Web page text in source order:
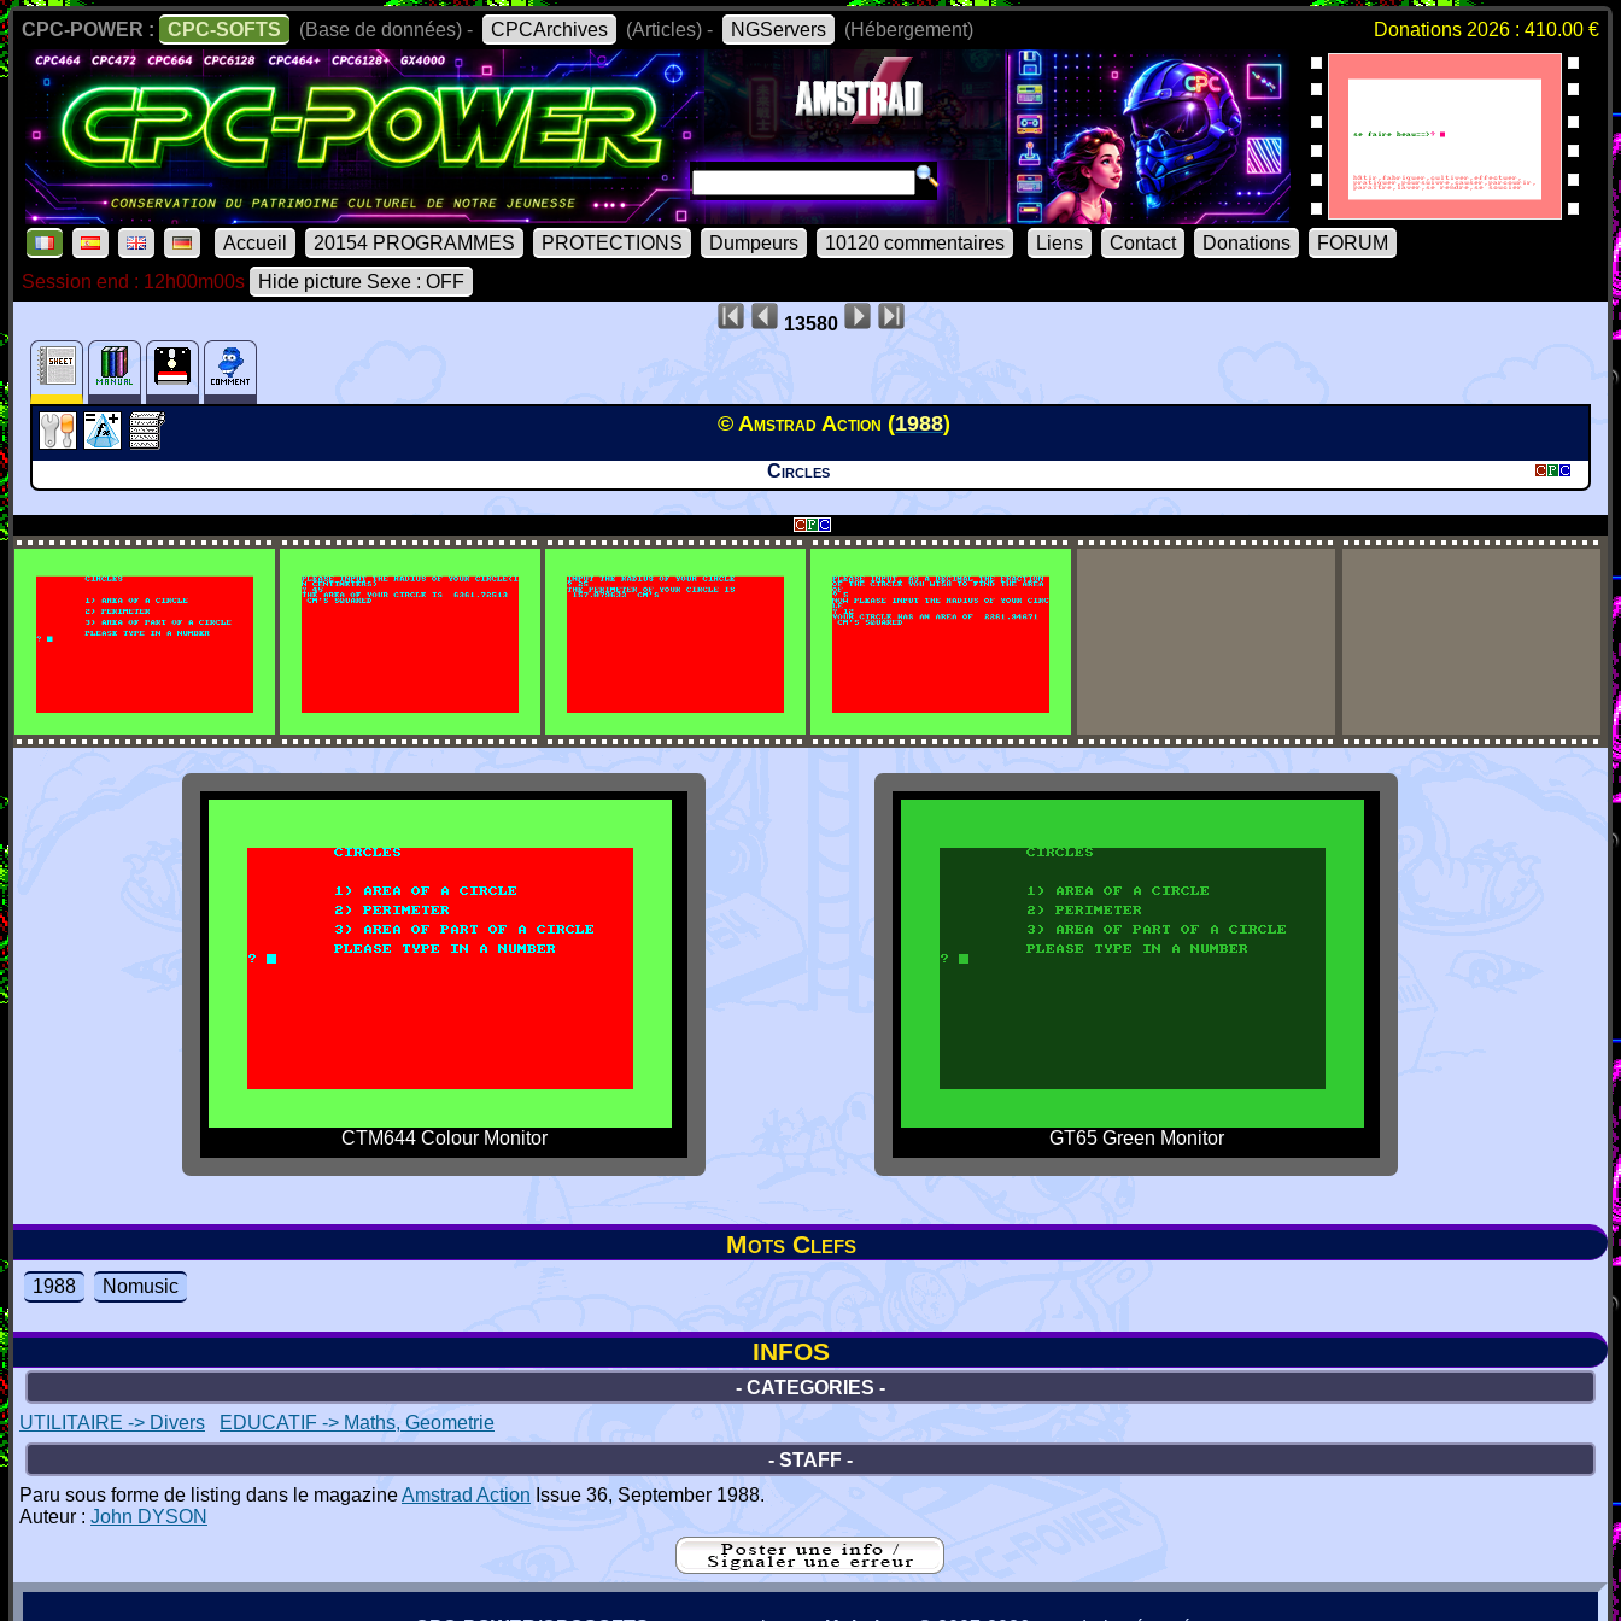
CPC-POWER : CPC-SOFTS (Base de données) - CPCArchives (Articles) - NGServers (Hébergement) Donations 2026 : 410.00 €
Accueil 20154 PROGRAMMES PROTECTIONS Dumpeurs 10120 commentaires Liens Contact Donations
FORUM
Session end : 12h00m00s
Hide picture Sexe : OFF
13580
© Amstrad Action (1988)
Circles
CTM644 Colour Monitor GT65 Green Monitor
Mots Clefs
1988 Nomusic
INFOS
- CATEGORIES -
UTILITAIRE -> Divers
EDUCATIF -> Maths, Geometrie
- STAFF -
Paru sous forme de listing dans le magazineAmstrad Action Issue 36, September 1988.
Auteur : John DYSON